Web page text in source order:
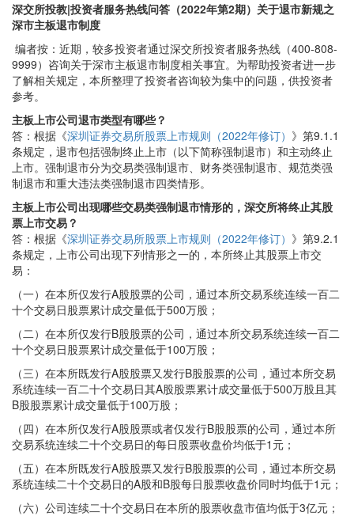
深交所投教|投资者服务热线问答（2022年第2期）关于退市新规之
深市主板退市制度
编者按：近期，较多投资者通过深交所投资者服务热线（400-808-
9999）咨询关于深市主板退市制度相关事宜。为帮助投资者进一步
了解相关规定，本所整理了投资者咨询较为集中的问题，供投资者
参考。
主板上市公司退市类型有哪些？
答：根据《深圳证券交易所股票上市规则（2022年修订） 》第9.1.1
条规定，退市包括强制终止上市（以下简称强制退市）和主动终止
上市。强制退市分为交易类强制退市、财务类强制退市、规范类强
制退市和重大违法类强制退市四类情形。
主板上市公司出现哪些交易类强制退市情形的，深交所将终止其股
票上市交易？
答：根据《深圳证券交易所股票上市规则（2022年修订） 》第9.2.1
条规定，上市公司出现下列情形之一的，本所终止其股票上市交
易：
（一）在本所仅发行A股股票的公司，通过本所交易系统连续一百二
十个交易日股票累计成交量低于500万股；
（二）在本所仅发行B股股票的公司，通过本所交易系统连续一百二
十个交易日股票累计成交量低于100万股；
（三）在本所既发行A股股票又发行B股股票的公司，通过本所交易
系统连续一百二十个交易日其A股股票累计成交量低于500万股且其
B股股票累计成交量低于100万股；
（四）在本所仅发行A股股票或者仅发行B股股票的公司，通过本所
交易系统连续二十个交易日的每日股票收盘价均低于1元；
（五）在本所既发行A股股票又发行B股股票的公司，通过本所交易
系统连续二十个交易日的A股和B股每日股票收盘价同时均低于1元；
（六）公司连续二十个交易日在本所的股票收盘市值均低于3亿元；